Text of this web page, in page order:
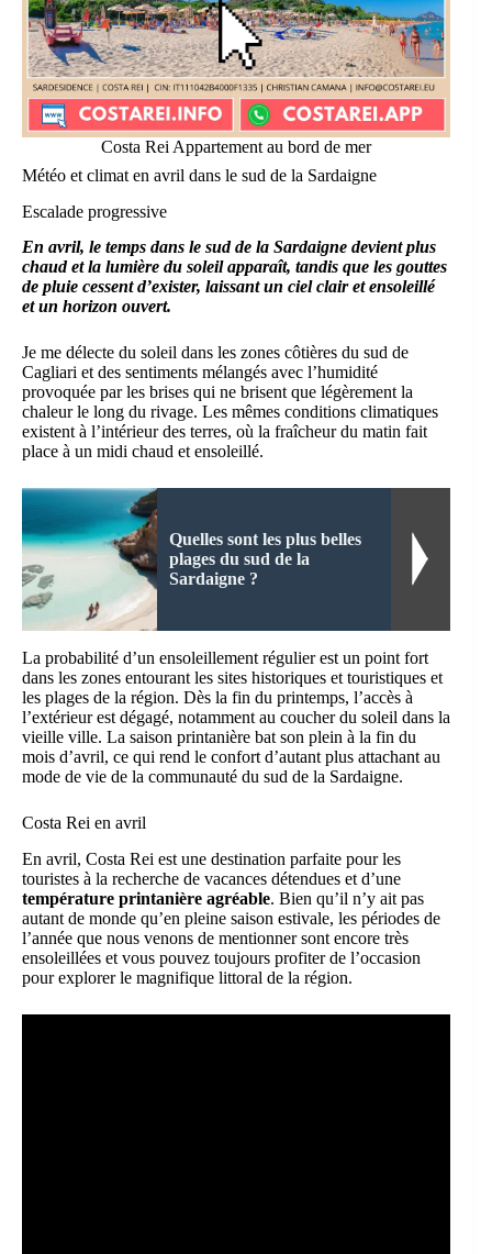
Costa Rei Appartement au bord de mer
Météo et climat en avril dans le sud de la Sardaigne
Escalade progressive
En avril, le temps dans le sud de la Sardaigne devient plus
chaud et la lumière du soleil apparaît, tandis que les gouttes
de pluie cessent d’exister, laissant un ciel clair et ensoleillé
et un horizon ouvert.
Je me délecte du soleil dans les zones côtières du sud de
Cagliari et des sentiments mélangés avec l’humidité
provoquée par les brises qui ne brisent que légèrement la
chaleur le long du rivage. Les mêmes conditions climatiques
existent à l’intérieur des terres, où la fraîcheur du matin fait
place à un midi chaud et ensoleillé.
Quelles sont les plus belles
plages du sud de la
Sardaigne ?
La probabilité d’un ensoleillement régulier est un point fort
dans les zones entourant les sites historiques et touristiques et
les plages de la région. Dès la fin du printemps, l’accès à
l’extérieur est dégagé, notamment au coucher du soleil dans la
vieille ville. La saison printanière bat son plein à la fin du
mois d’avril, ce qui rend le confort d’autant plus attachant au
mode de vie de la communauté du sud de la Sardaigne.
Costa Rei en avril
En avril, Costa Rei est une destination parfaite pour les
touristes à la recherche de vacances détendues et d’une
température printanière agréable. Bien qu’il n’y ait pas
autant de monde qu’en pleine saison estivale, les périodes de
l’année que nous venons de mentionner sont encore très
ensoleillées et vous pouvez toujours profiter de l’occasion
pour explorer le magnifique littoral de la région.